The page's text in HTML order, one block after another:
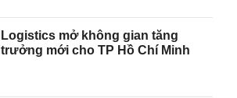
Logistics mở không gian tăng
trưởng mới cho TP Hồ Chí Minh